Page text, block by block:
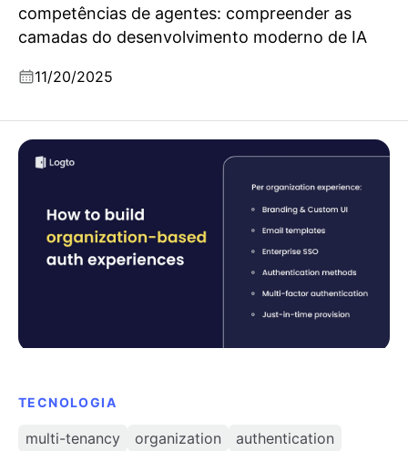
competências de agentes: compreender as
camadas do desenvolvimento moderno de IA
11/20/2025
TECNOLOGIA
multi-tenancy organization authentication
Como criar uma experiência de autenticação multi-
inquilino baseada em organizações